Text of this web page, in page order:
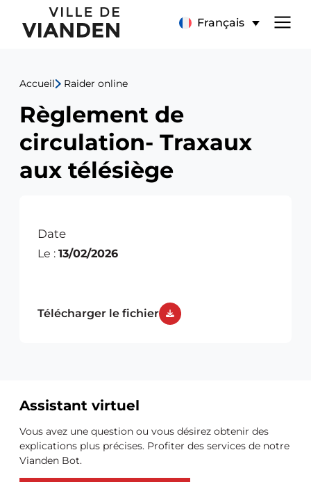
Règlement
de
circulation-
Traxaux
aux
télésiège
Français
Menu
navigation
principal
Accueil Raider online
Règlement de
circulation- Traxaux
aux télésiège
Date
Le : 13/02/2026
Télécharger le fichier
Ressources
supplémentaires
Assistant virtuel
Vous avez une question ou vous désirez obtenir des
explications plus précises. Profiter des services de notre
Vianden Bot.